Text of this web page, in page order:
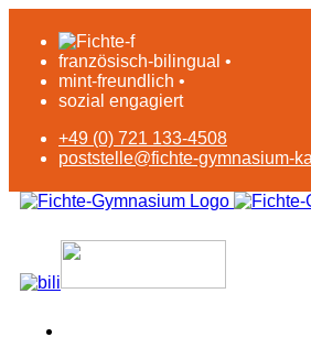
französisch-bilingual •
mint-freundlich •
sozial engagiert
+49 (0) 721 133-4508
poststelle@fichte-gymnasium-